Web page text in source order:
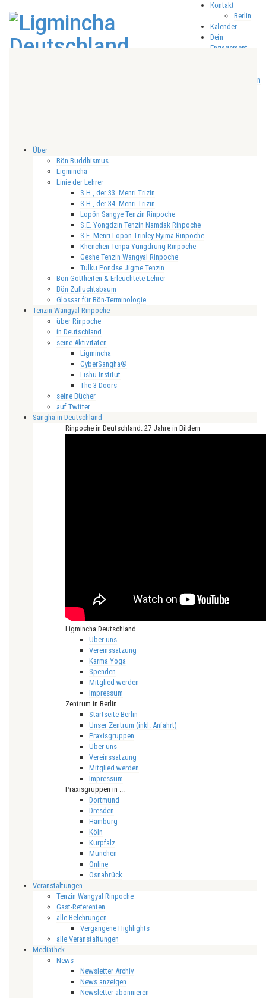
Kontakt
Berlin
Kalender
Dein
Engagement
Spenden
Über
Bön Buddhismus
Ligmincha
Linie der Lehrer
S.H., der 33. Menri Trizin
S.H., der 34. Menri Trizin
Lopön Sangye Tenzin Rinpoche
S.E. Yongdzin Tenzin Namdak Rinpoche
S.E. Menri Lopon Trinley Nyima Rinpoche
Khenchen Tenpa Yungdrung Rinpoche
Geshe Tenzin Wangyal Rinpoche
Tulku Pondse Jigme Tenzin
Bön Gottheiten & Erleuchtete Lehrer
Bön Zufluchtsbaum
Glossar für Bön-Terminologie
Tenzin Wangyal Rinpoche
über Rinpoche
in Deutschland
seine Aktivitäten
Ligmincha
CyberSangha®
Lishu Institut
The 3 Doors
seine Bücher
auf Twitter
Sangha in Deutschland
Rinpoche in Deutschland: 27 Jahre in Bildern
Ligmincha Deutschland
Über uns
Vereinssatzung
Karma Yoga
Spenden
Mitglied werden
Impressum
Zentrum in Berlin
Startseite Berlin
Unser Zentrum (inkl. Anfahrt)
Praxisgruppen
Über uns
Vereinssatzung
Mitglied werden
Impressum
Praxisgruppen in ...
Dortmund
Dresden
Hamburg
Köln
Kurpfalz
München
Online
Osnabrück
Veranstaltungen
Tenzin Wangyal Rinpoche
Gast-Referenten
alle Belehrungen
Vergangene Highlights
alle Veranstaltungen
Mediathek
News
Newsletter Archiv
News anzeigen
Newsletter abonnieren